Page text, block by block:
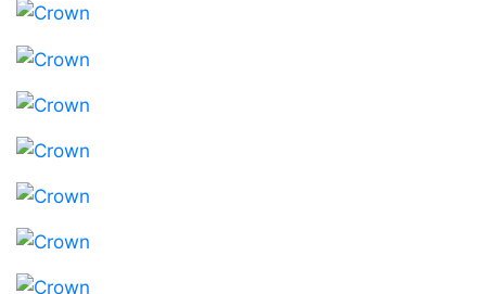
d'Honor
del
Social